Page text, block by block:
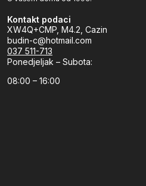
Kontakt podaci
XW4Q+CMP, M4.2, Cazin
budin-c@hotmail.com
037 511-713
Ponedjeljak – Subota:
08:00 – 16:00